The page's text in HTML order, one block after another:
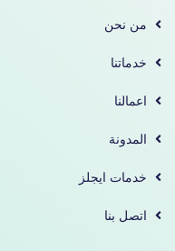
من نحن
خدماتنا
اعمالنا
المدونة
خدمات ايجلز
اتصل بنا